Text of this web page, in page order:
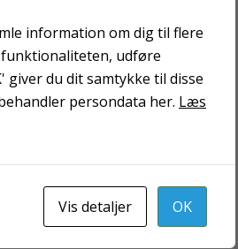
information om dig til flere
udføre
du dit samtykke til disse
persondata her. Læs
Vis detaljer OK